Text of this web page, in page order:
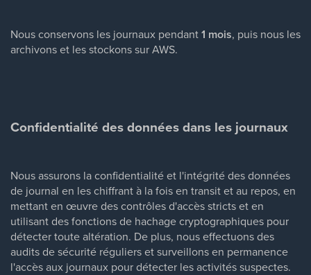
Nous conservons les journaux pendant1 mois, puis nous les
archivons et les stockons sur AWS.
Confidentialité des données dans les journaux
Nous assurons la confidentialité et l'intégrité des données
de journal en les chiffrant à la fois en transit et au repos, en
mettant en œuvre des contrôles d'accès stricts et en
utilisant des fonctions de hachage cryptographiques pour
détecter toute altération. De plus, nous effectuons des
audits de sécurité réguliers et surveillons en permanence
l'accès aux journaux pour détecter les activités suspectes.